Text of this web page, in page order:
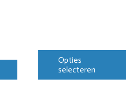
Opties
selecteren